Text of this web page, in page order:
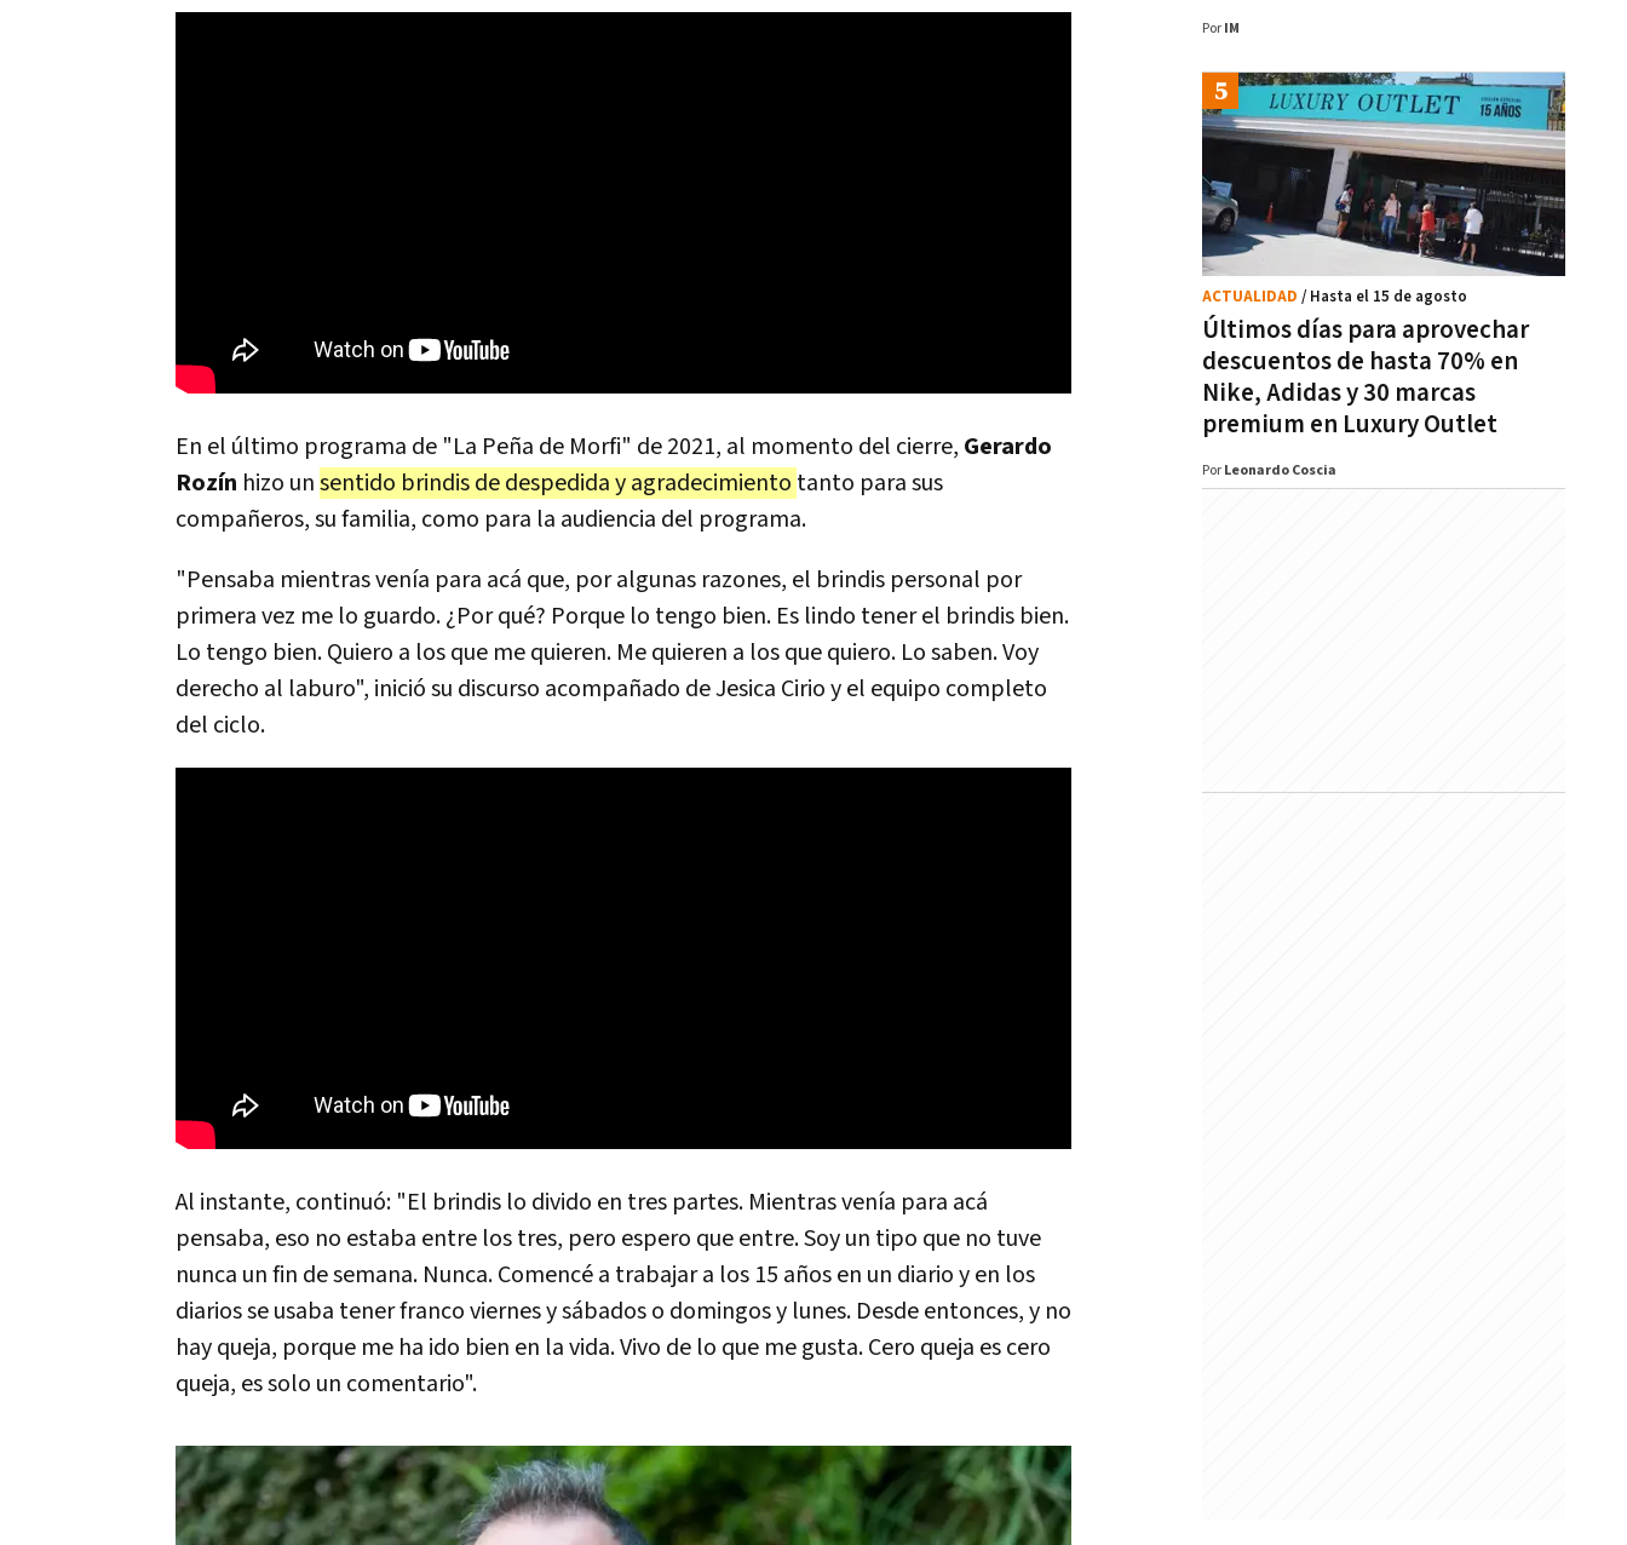
En el último programa de "La Peña de Morfi" de 2021, al momento del cierre, Gerardo
Rozín hizo unsentido brindis de despedida y agradecimiento tanto para sus
compañeros, su familia, como para la audiencia del programa.
"Pensaba mientras venía para acá que, por algunas razones, el brindis personal por
primera vez me lo guardo. ¿Por qué? Porque lo tengo bien. Es lindo tener el brindis bien.
Lo tengo bien. Quiero a los que me quieren. Me quieren a los que quiero. Lo saben. Voy
derecho al laburo", inició su discurso acompañado de Jesica Cirio y el equipo completo
del ciclo.
Al instante, continuó: "El brindis lo divido en tres partes. Mientras venía para acá
pensaba, eso no estaba entre los tres, pero espero que entre. Soy un tipo que no tuve
nunca un fin de semana. Nunca. Comencé a trabajar a los 15 años en un diario y en los
diarios se usaba tener franco viernes y sábados o domingos y lunes. Desde entonces, y no
hay queja, porque me ha ido bien en la vida. Vivo de lo que me gusta. Cero queja es cero
queja, es solo un comentario".
Por IM
Últimos días para aprovechar
descuentos de hasta 70% en
Nike, Adidas y 30 marcas
premium en Luxury Outlet
ACTUALIDAD / Hasta el 15 de agosto
Por Leonardo Coscia